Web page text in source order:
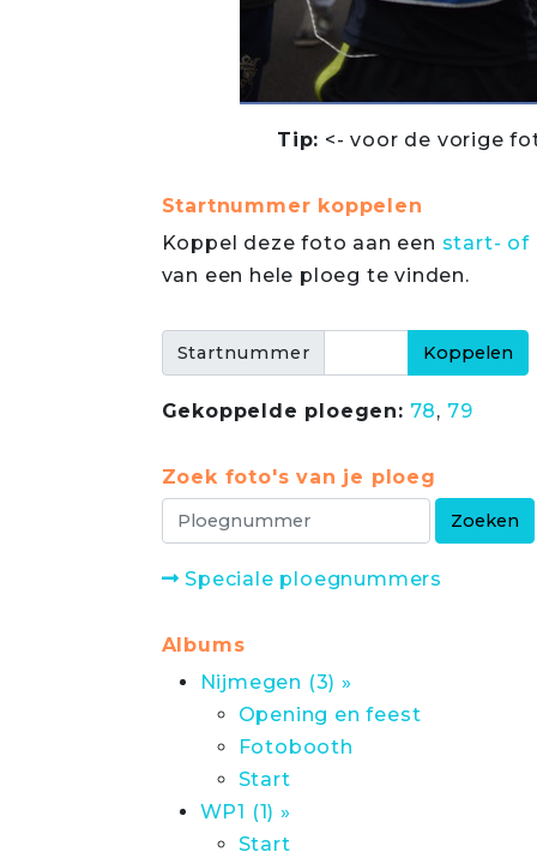
Tip: <- voor de vorige
Startnummer koppelen
Koppel deze foto aan een start- of
van een hele ploeg te vinden.
Startnummer
Gekoppelde ploegen: 78, 79
Zoek foto's van je ploeg
Speciale ploegnummers
Albums
Nijmegen (3) »
Opening en feest
Fotobooth
Start
WP1 (1) »
Start